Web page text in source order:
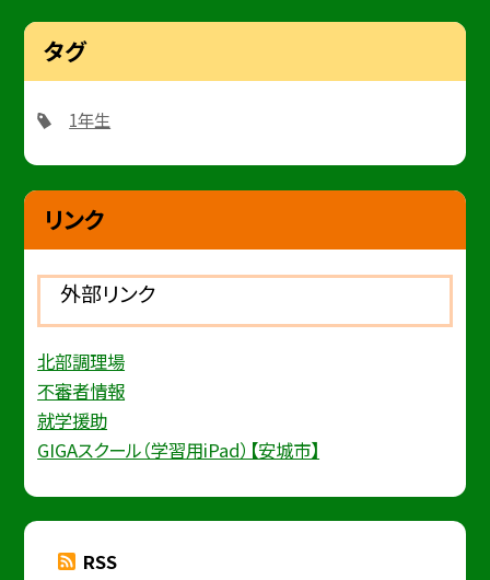
タグ
1年生
リンク
外部リンク
北部調理場
不審者情報
就学援助
GIGAスクール（学習用iPad）【安城市】
RSS